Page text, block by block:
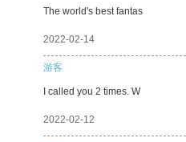
The world's best fantas
2022-02-14
游客
I called you 2 times. W
2022-02-12